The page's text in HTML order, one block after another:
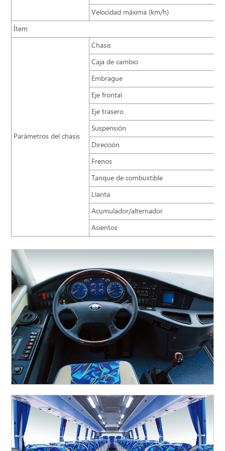
Velocidad máxima (km/h)
Ítem
Parámetros del chasis
Chasis
Caja de cambio
Embrague
Eje frontal
Eje trasero
Suspensión
Dirección
Frenos
Tanque de combustible
Llanta
Acumulador/alternador
Asientos